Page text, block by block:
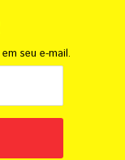
seu e-mail.